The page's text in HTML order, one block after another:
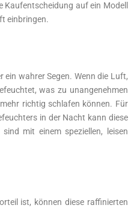
auf ein Modell
einbringen.
wahrer Segen. Wenn die Luft,
was zu unangenehmen
richtig schlafen können. Für
in der Nacht kann diese
mit einem speziellen, leisen
ist, können diese raffinierten